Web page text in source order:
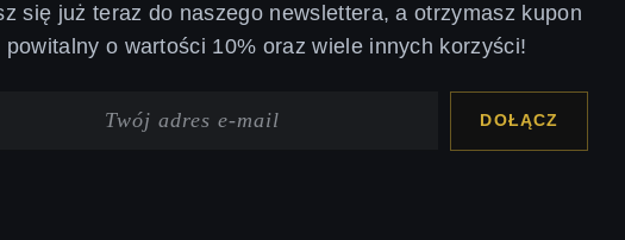
się już teraz do naszego newslettera, a otrzymasz kupon
powitalny o wartości 10% oraz wiele innych korzyści!
DOŁĄCZ